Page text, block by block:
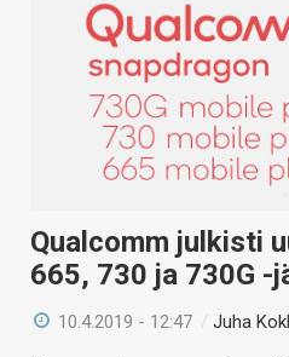
Qualcomm julkisti
665, 730 ja 730G
10.4.2019 - 12:47 /Juha